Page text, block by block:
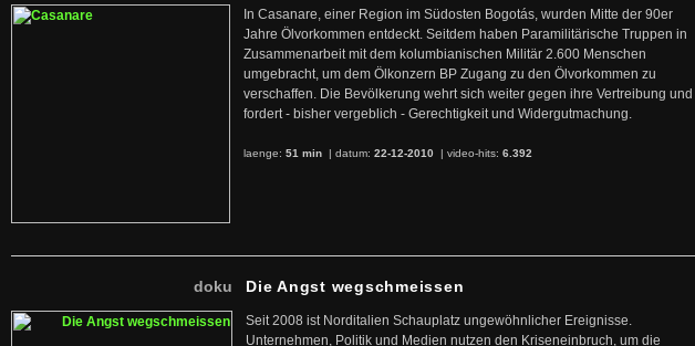
In Casanare, einer Region im Südosten Bogotás, wurden Mitte der 90er
Jahre Ölvorkommen entdeckt. Seitdem haben Paramilitärische Truppen in
Zusammenarbeit mit dem kolumbianischen Militär 2.600 Menschen
umgebracht, um dem Ölkonzern BP Zugang zu den Ölvorkommen zu
verschaffen. Die Bevölkerung wehrt sich weiter gegen ihre Vertreibung und
fordert - bisher vergeblich - Gerechtigkeit und Widergutmachung.
laenge: 51 min | datum: 22-12-2010 | video-hits: 6.392
doku Die Angst wegschmeissen
Seit 2008 ist Norditalien Schauplatz ungewöhnlicher Ereignisse.
Unternehmen, Politik und Medien nutzen den Kriseneinbruch, um die